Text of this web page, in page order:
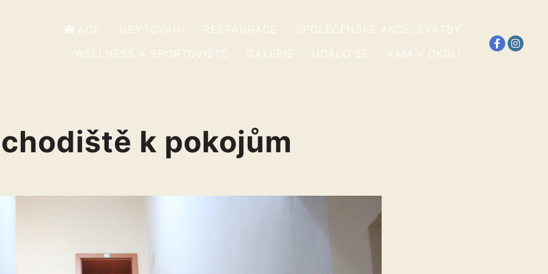
ADP UBYTOVÁNÍ RESTAURACE
SPOLEČENSKÉ AKCE, SVATBY
WELLNESS A SPORTOVIŠTĚ
GALERIE UDÁLO SE KAM V OKOLÍ
k pokojům